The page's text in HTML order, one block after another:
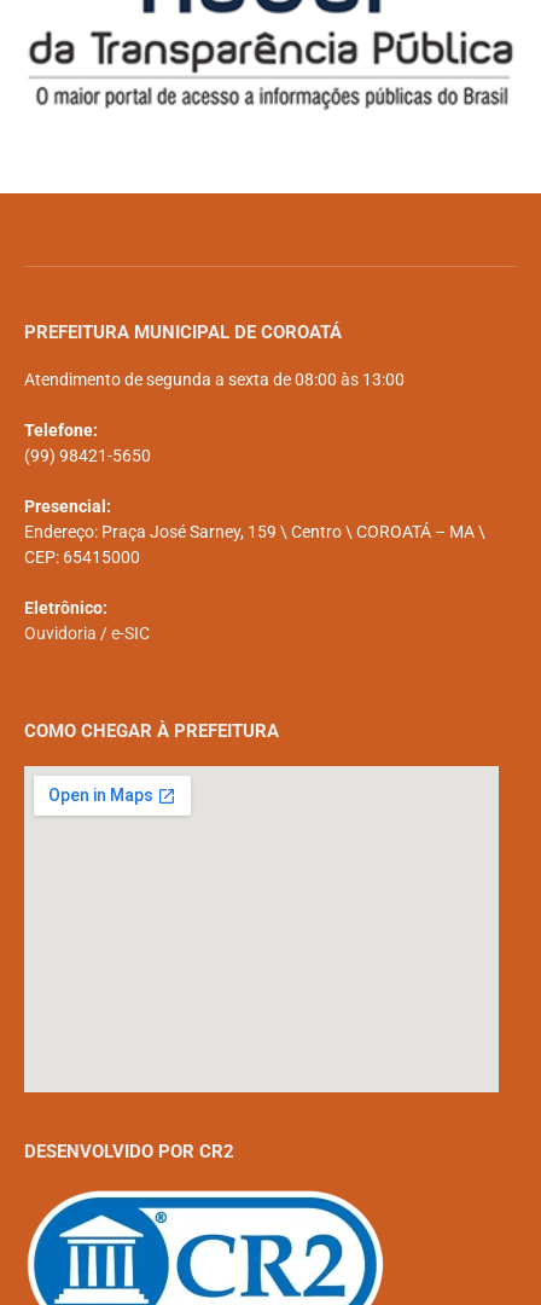
PREFEITURA MUNICIPAL DE COROATÁ
Atendimento de segunda a sexta de 08:00 às 13:00
Telefone:
(99) 98421-5650
Presencial:
Endereço: Praça José Sarney, 159 \ Centro \ COROATÁ – MA \
CEP: 65415000
Eletrônico:
Ouvidoria /e-SIC
COMO CHEGAR À PREFEITURA
DESENVOLVIDO POR CR2